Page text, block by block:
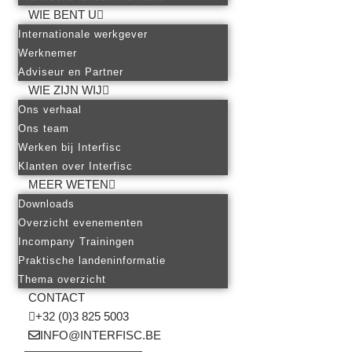
WIE BENT U
Internationale werkgever
Werknemer
Adviseur en Partner
WIE ZIJN WIJ
Ons verhaal
Ons team
Werken bij Interfisc
Klanten over Interfisc
MEER WETEN
Downloads
Overzicht evenementen
Incompany Trainingen
Praktische landeninformatie
Thema overzicht
CONTACT
+32 (0)3 825 5003
INFO@INTERFISC.BE